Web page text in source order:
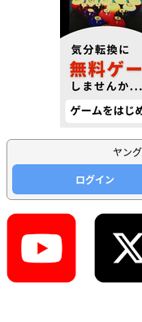
ヤン
ログイン